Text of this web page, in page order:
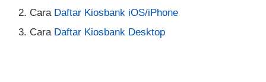
Cara Daftar Kiosbank iOS/iPhone
Cara Daftar Kiosbank Desktop